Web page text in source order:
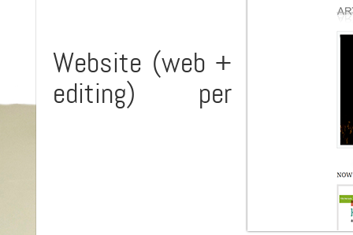
Website (web +
editing) per